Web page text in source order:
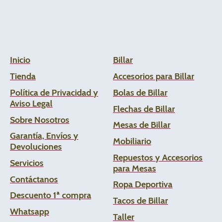
Inicio
Tienda
Política de Privacidad y
Aviso Legal
Sobre Nosotros
Garantía, Envíos y
Devoluciones
Servicios
Contáctanos
Descuento 1ª compra
Whatsapp
Billar
Accesorios para Billar
Bolas de Billar
Flechas de Billar
Mesas de Billar
Mobiliario
Repuestos y Accesorios
para Mesas
Ropa Deportiva
Tacos de Billar
Taller